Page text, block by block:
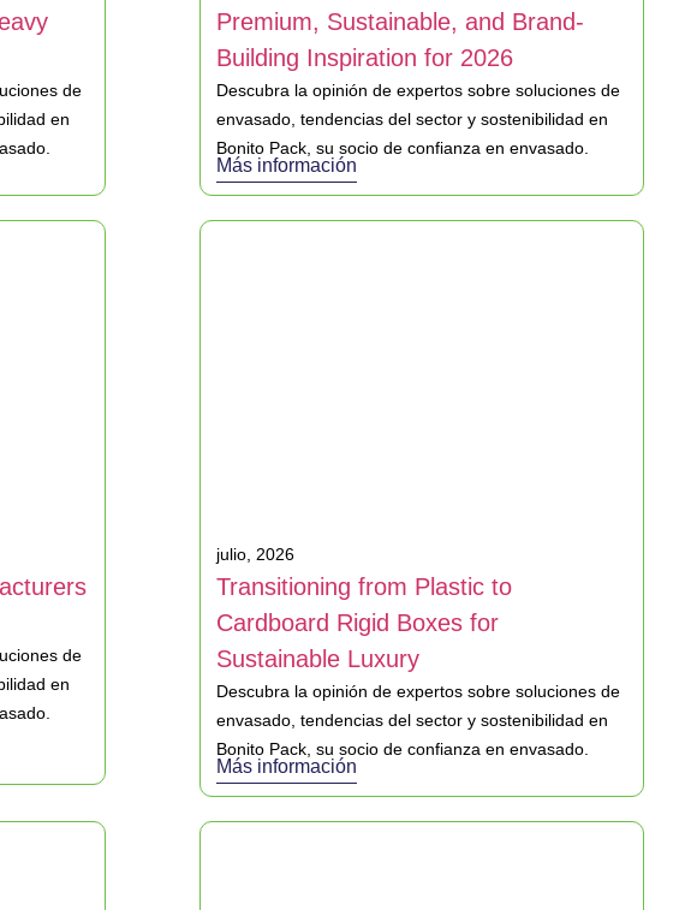
de
en
Premium, Sustainable, and Brand-
Building Inspiration for 2026
Descubra la opinión de expertos sobre soluciones de
envasado, tendencias del sector y sostenibilidad en
Bonito Pack, su socio de confianza en envasado.
Más información
de
en
julio, 2026
Transitioning from Plastic to
Cardboard Rigid Boxes for
Sustainable Luxury
Descubra la opinión de expertos sobre soluciones de
envasado, tendencias del sector y sostenibilidad en
Bonito Pack, su socio de confianza en envasado.
Más información